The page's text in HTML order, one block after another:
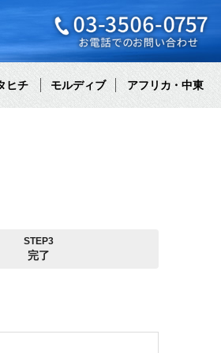
ヒチ モルディブ アフリカ・中東
STEP3
完了